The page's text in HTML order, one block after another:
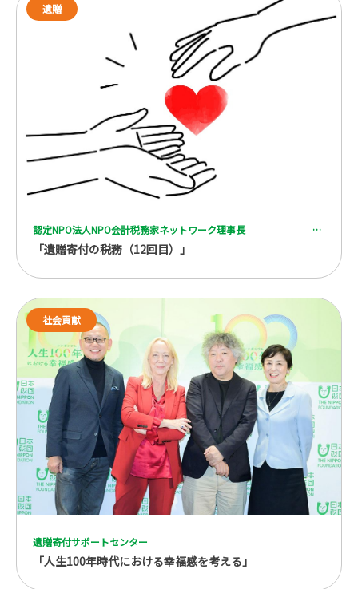
認定NPO法人NPO会計税務家ネットワーク理事長 一般社団法人 全国レガシーギフト協会理事 税理士 脇坂 誠也
「遺贈寄付の税務（12回目）」
遺贈
遺贈寄付サポートセンター
「人生100年時代における幸福感を考える」
社会貢献